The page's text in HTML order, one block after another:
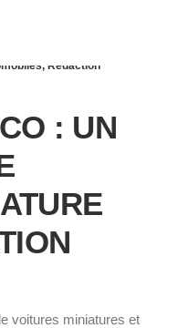
, Rédaction
: UN
voitures miniatures et